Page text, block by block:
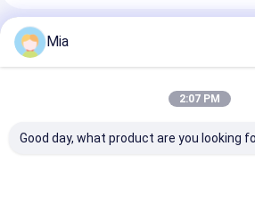
Productos Recomendados
Mia
2:07 PM
Good day, what product are you looking